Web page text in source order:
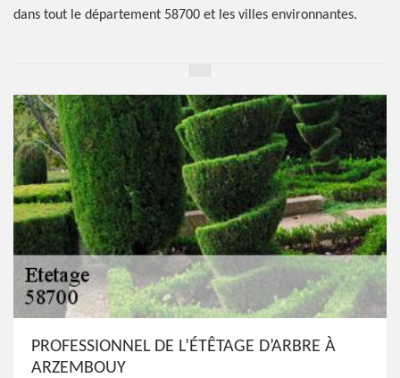
dans tout le département 58700 et les villes environnantes.
PROFESSIONNEL DE L’ÉTÊTAGE D’ARBRE À
ARZEMBOUY